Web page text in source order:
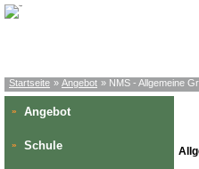
Startseite » Angebot » NMS - Allgemeine
» Angebot
» Schule